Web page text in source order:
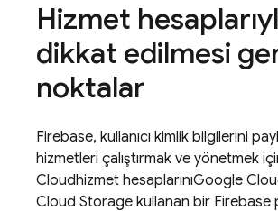
Hizmet
dikkat edilmesi
noktalar
Firebase, kullanıcı kimlik bilgilerini
hizmetleri çalıştırmak ve yönetmek
Cloudhizmet hesaplarınıGoogle
Cloud Storage kullanan bir Firebase